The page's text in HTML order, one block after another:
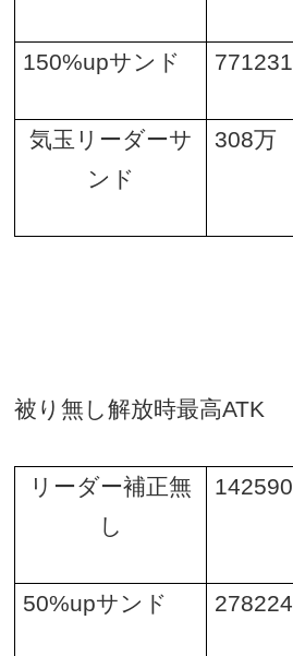
150%upサンド 771231
気玉リーダーサ
ンド
308万
被り無し解放時最高ATK
リーダー補正無
し
142590
50%upサンド 278224